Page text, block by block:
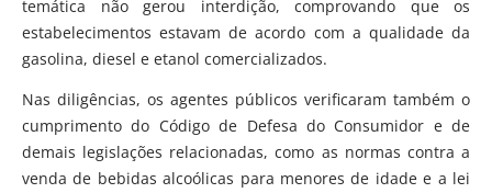
temática não gerou interdição, comprovando que os
estabelecimentos estavam de acordo com a qualidade da
gasolina, diesel e etanol comercializados.
Nas diligências, os agentes públicos verificaram também o
cumprimento do Código de Defesa do Consumidor e de
demais legislações relacionadas, como as normas contra a
venda de bebidas alcoólicas para menores de idade e a lei